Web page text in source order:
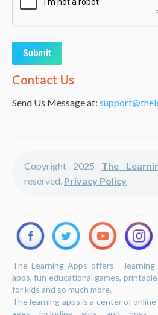
Alternative:
Contact Us
Send Us Message at:
Copyright 2025 The
reserved. Privacy Policy
The Learning Apps offers -
apps, fun educational games,
for kids and so much more.
The learning apps is a center of